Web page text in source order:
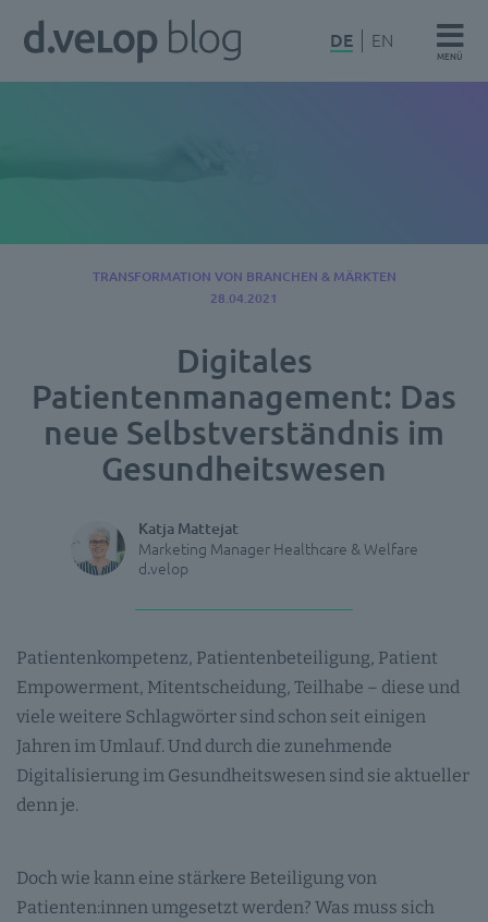
Zum
Inhalt
d.velop
DE EN
MENÜ
Digitales
Patientenmanagement: Das
neue Selbstverständnis im
Gesundheitswesen
TRANSFORMATION VON BRANCHEN & MÄRKTEN
28.04.2021
Katja Mattejat
Marketing Manager Healthcare & Welfare
d.velop
Patientenkompetenz, Patientenbeteiligung, Patient
Empowerment, Mitentscheidung, Teilhabe – diese und
viele weitere Schlagwörter sind schon seit einigen
Jahren im Umlauf. Und durch die zunehmende
Digitalisierung im Gesundheitswesen sind sie aktueller
denn je.
Doch wie kann eine stärkere Beteiligung von
Patienten:innen umgesetzt werden? Was muss sich